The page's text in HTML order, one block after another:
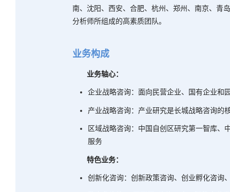
南、沈阳、西安、合肥、杭州、郑州、南京、青
分析师所组成的高素质团队。
业务构成
业务轴心：
企业战略咨询：面向民营企业、国有企业和
产业战略咨询：产业研究是长城战略咨询的
区域战略咨询：中国自创区研究第一智库、
服务
特色业务：
创新化咨询：创新政策咨询、创业孵化咨询